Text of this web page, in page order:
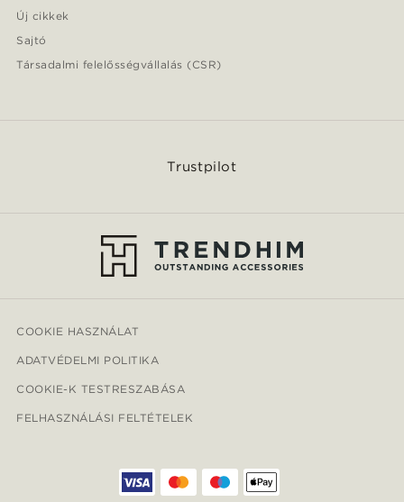
Új cikkek
Sajtó
Társadalmi felelősségvállalás (CSR)
Trustpilot
COOKIE HASZNÁLAT
ADATVÉDELMI POLITIKA
COOKIE-K TESTRESZABÁSA
FELHASZNÁLÁSI FELTÉTELEK